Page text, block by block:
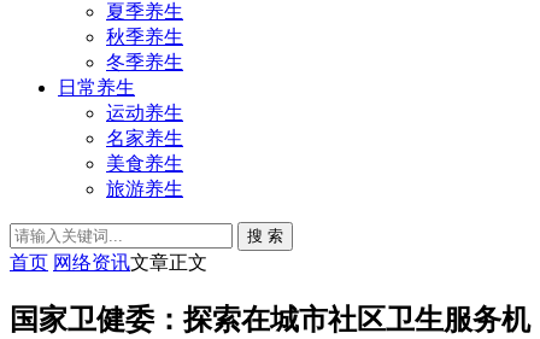
夏季养生
秋季养生
冬季养生
日常养生
运动养生
名家养生
美食养生
旅游养生
搜 索
首页 网络资讯文章正文
国家卫健委：探索在城市社区卫生服务机